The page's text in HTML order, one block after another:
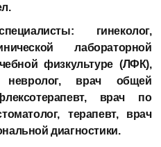
гинеколог,
лабораторной
физкультуре (ЛФК),
невролог, врач общей
врач по
терапевт, врач
диагностики.